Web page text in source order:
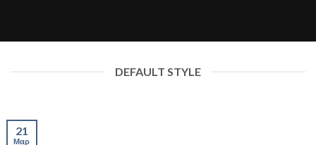
DEFAULT STYLE
21
Μαρ